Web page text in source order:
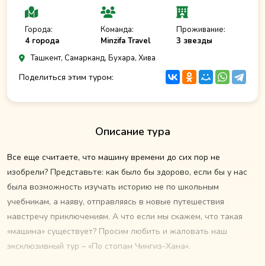
Города:
4 города
Команда:
Minzifa Travel
Проживание:
3 звезды
Ташкент, Самарканд, Бухара, Хива
Поделиться этим туром:
Описание тура
Все еще считаете, что машину времени до сих пор не
изобрели? Представьте: как было бы здорово, если бы у нас
была возможность изучать историю не по школьным
учебникам, а наяву, отправляясь в новые путешествия
навстречу приключениям. А что если мы скажем, что такая
«машина» существует? Просим любить и жаловать наш
эксклюзивный тур – «По стопам Чингиз-Хана».